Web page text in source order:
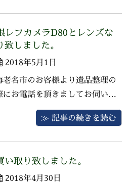
、文明堂の筆、墨などがあり、
点ずつ査定させていただき、お
様にご満足いただける価格にて
譲りいた ...
フカメラD80とレンズな
しました。
2018年5月1日
老名市のお客様より遺品整理の
にお電話を頂きましてお伺いさ
せていただきました。 お品物は
Nikonのデジタル一眼レフカメラ
、レンズ共に買取強化しており
すので精一杯の査定をさせてい
≫ 記事の続きを読む
取り致しました。
2018年4月30日